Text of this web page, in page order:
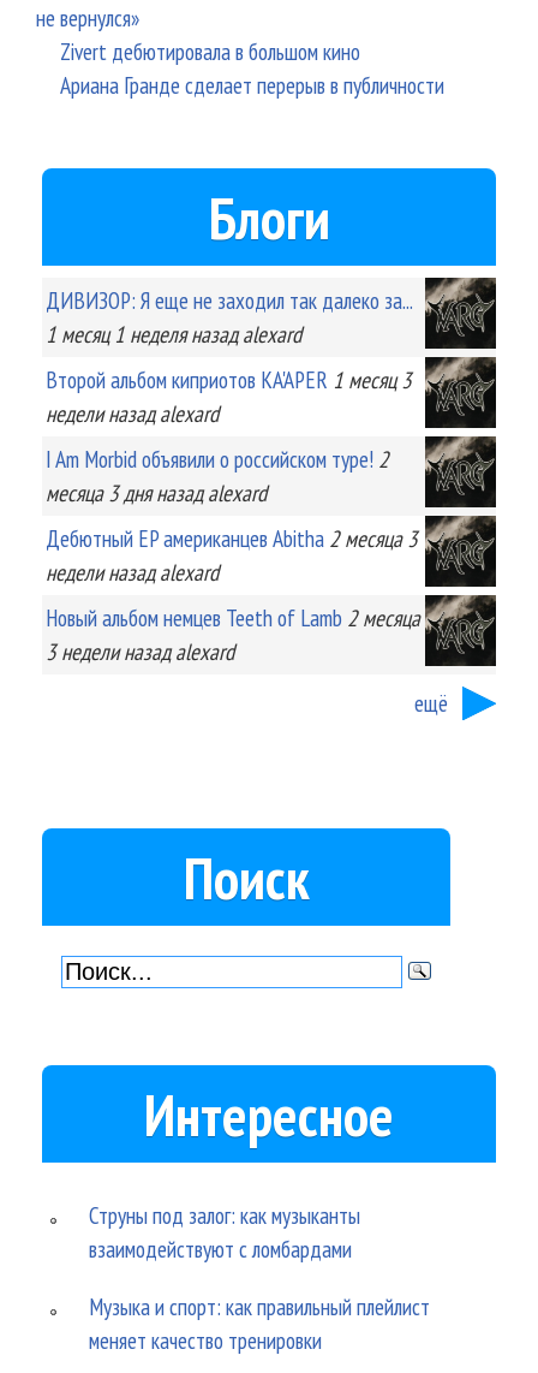
не вернулся»
Zivert дебютировала в большом кино
Ариана Гранде сделает перерыв в публичности
Блоги
ДИВИЗОР: Я еще не заходил так далеко за...
1 месяц 1 неделяназад alexard
Второй альбом киприотов KA'APER 1 месяц 3
неделиназад alexard
I Am Morbid объявили о российском туре! 2
месяца 3 дняназад alexard
Дебютный EP американцев Abitha 2 месяца 3
неделиназад alexard
Новый альбом немцев Teeth of Lamb 2 месяца
3 неделиназад alexard
ещё
Поиск
Интересное
Струны под залог: как музыканты
взаимодействуют с ломбардами
Музыка и спорт: как правильный плейлист
меняет качество тренировки